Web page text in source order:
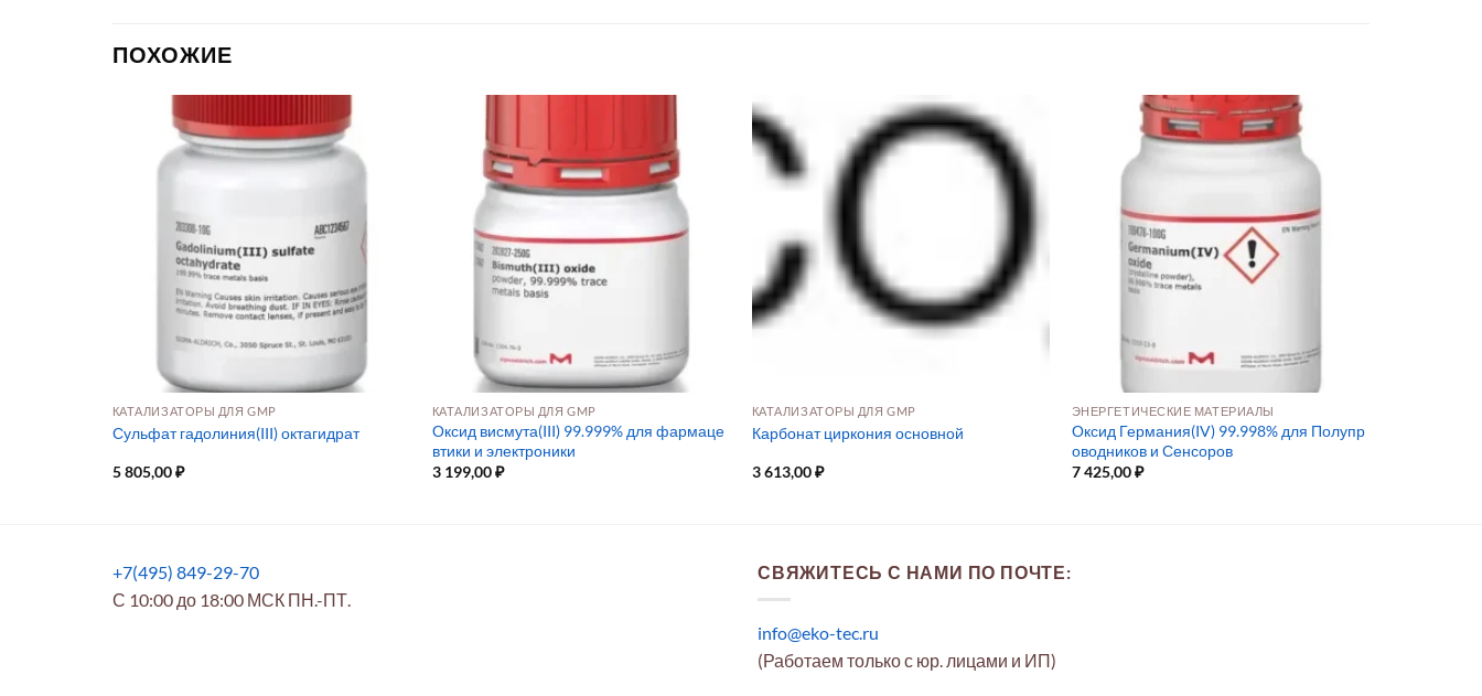
ПОХОЖИЕ
КАТАЛИЗАТОРЫ ДЛЯ GMP
Сульфат гадолиния(III) октагидрат
5 805,00₽
КАТАЛИЗАТОРЫ ДЛЯ GMP
Оксид висмута(III) 99.999% для фармаце
втики и электроники
3 199,00₽
КАТАЛИЗАТОРЫ ДЛЯ GMP
Карбонат циркония основной
3 613,00₽
ЭНЕРГЕТИЧЕСКИЕ МАТЕРИАЛЫ
Оксид Германия(IV) 99.998% для Полупр
оводников и Сенсоров
7 425,00₽
+7(495) 849-29-70
С 10:00 до 18:00 МСК ПН.-ПТ.
СВЯЖИТЕСЬ С НАМИ ПО ПОЧТЕ:
info@eko-tec.ru
(Работаем только с юр. лицами и ИП)